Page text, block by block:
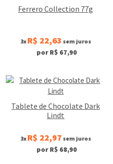
Ferrero Collection 77g
3x R$ 22,63 sem juros
por R$ 67,90
Tablete de Chocolate Dark
Lindt
3x R$ 22,97 sem juros
por R$ 68,90